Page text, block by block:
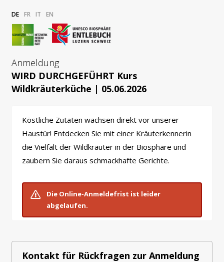
DE FR IT EN
Anmeldung
WIRD DURCHGEFÜHRT Kurs
Wildkräuterküche | 05.06.2026
Köstliche Zutaten wachsen direkt vor unserer
Haustür! Entdecken Sie mit einer Kräuterkennerin
die Vielfalt der Wildkräuter in der Biosphäre und
zaubern Sie daraus schmackhafte Gerichte.
Die Online-Anmeldefrist ist leider
abgelaufen.
Kontakt für Rückfragen zur Anmeldung